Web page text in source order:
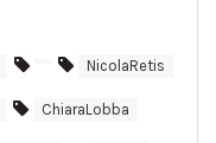
NicolaRetis
ChiaraLobba